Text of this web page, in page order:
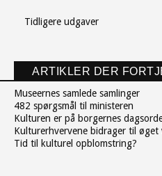
Tidligere udgaver
ARTIKLER DER
Museernes samlede samlinger
482 spørgsmål til ministeren
Kulturen er på borgernes
Kulturerhvervene bidrager til
Tid til kulturel opblomstring?